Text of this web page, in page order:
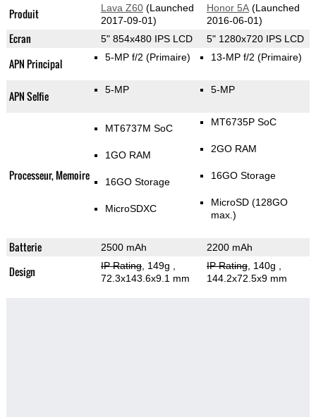
Produit Lava Z60(Launched
2017-09-01)
Honor 5A(Launched
2016-06-01)
Ecran 5" 854x480 IPS LCD 5" 1280x720 IPS LCD
APN Principal 5-MP f/2 (Primaire) 13-MP f/2 (Primaire)
APN Selfie 5-MP 5-MP
Processeur, Memoire
MT6737M SoC
1GO RAM
16GO Storage
MicroSDXC
MT6735P SoC
2GO RAM
16GO Storage
MicroSD (128GO
max.)
Batterie 2500 mAh 2200 mAh
Design IP Rating, 149g
72.3x143.6x9.1 mm
IP Rating, 140g
144.2x72.5x9 mm